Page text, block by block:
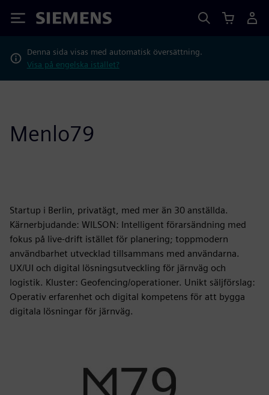
Siemens
Denna sida visas med automatisk översättning.
Visa på engelska istället?
Menlo79
Startup i Berlin, privatägt, med mer än 30 anställda.
Kärnerbjudande: WILSON: Intelligent förarsändning med
fokus på live-drift istället för planering; toppmodern
användbarhet utvecklad tillsammans med användarna.
UX/UI och digital lösningsutveckling för järnväg och
logistik. Kluster: Geofencing/operationer. Unikt säljförslag:
Operativ erfarenhet och digital kompetens för att bygga
digitala lösningar för järnväg.